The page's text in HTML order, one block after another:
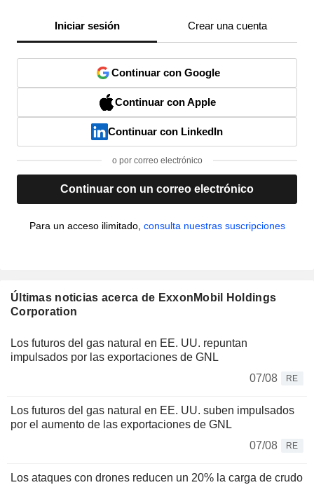
Iniciar sesión Crear una cuenta
Continuar con Google
Continuar con Apple
Continuar con LinkedIn
o por correo electrónico
Continuar con un correo electrónico
Para un acceso ilimitado, consulta nuestras suscripciones
Últimas noticias acerca de ExxonMobil Holdings
Corporation
Los futuros del gas natural en EE. UU. repuntan
impulsados por las exportaciones de GNL
07/08
RE
Los futuros del gas natural en EE. UU. suben impulsados
por el aumento de las exportaciones de GNL
07/08
RE
Los ataques con drones reducen un 20% la carga de crudo